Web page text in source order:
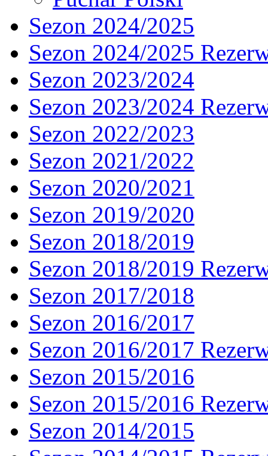
Sezon 2024/2025
Sezon 2024/2025
Sezon 2023/2024
Sezon 2023/2024
Sezon 2022/2023
Sezon 2021/2022
Sezon 2020/2021
Sezon 2019/2020
Sezon 2018/2019
Sezon 2018/2019
Sezon 2017/2018
Sezon 2016/2017
Sezon 2016/2017
Sezon 2015/2016
Sezon 2015/2016
Sezon 2014/2015